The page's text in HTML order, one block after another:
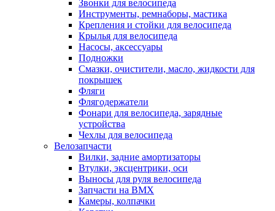
Звонки для велосипеда
Инструменты, ремнаборы, мастика
Крепления и стойки для велосипеда
Крылья для велосипеда
Насосы, аксессуары
Подножки
Смазки, очистители, масло, жидкости для
покрышек
Фляги
Флягодержатели
Фонари для велосипеда, зарядные
устройства
Чехлы для велосипеда
Велозапчасти
Вилки, задние амортизаторы
Втулки, эксцентрики, оси
Выносы для руля велосипеда
Запчасти на BMX
Камеры, колпачки